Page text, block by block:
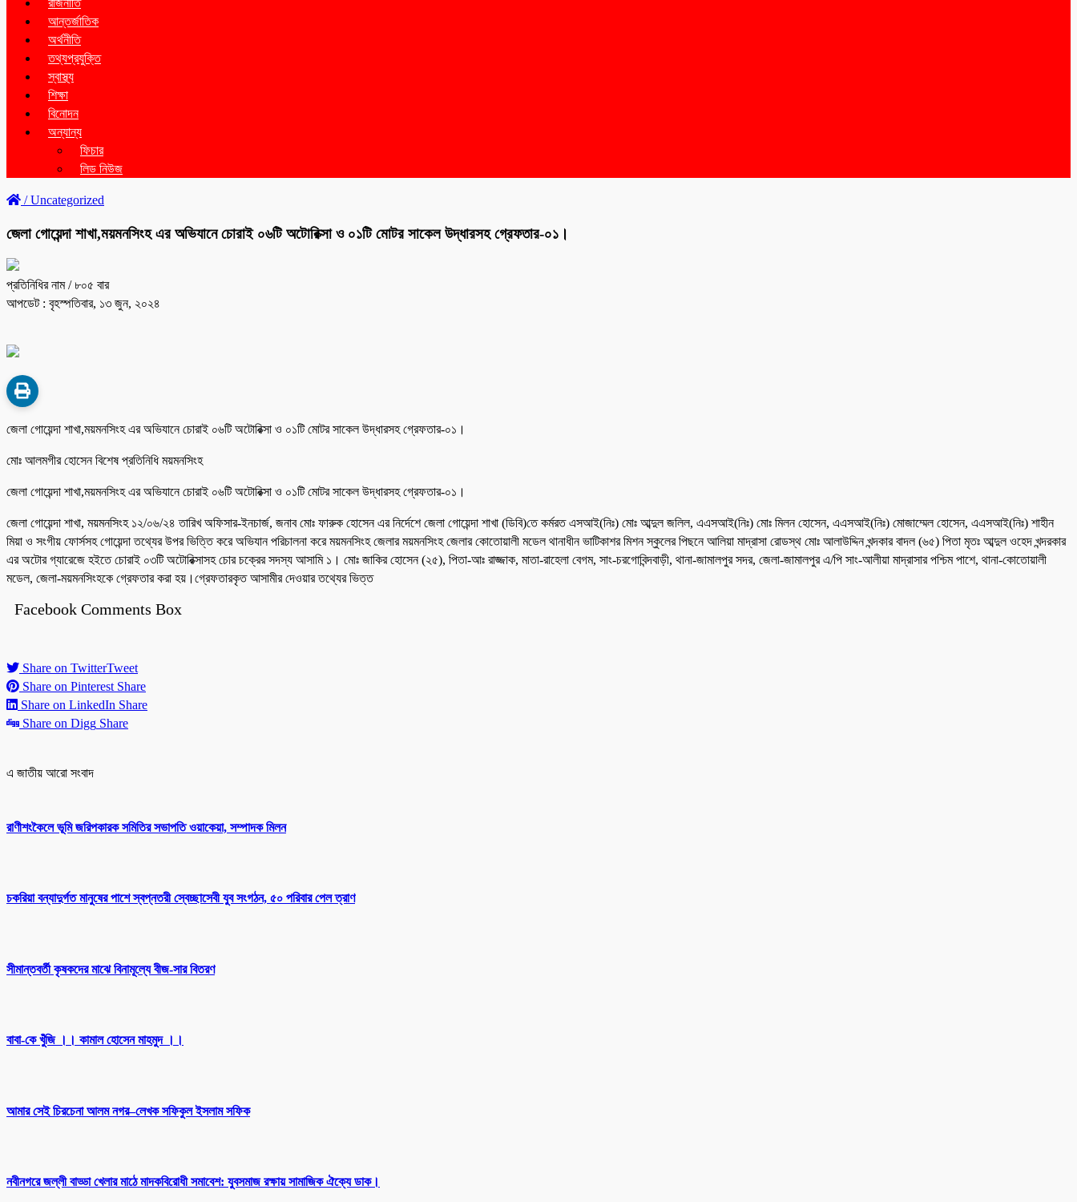
রাজনীতি
আন্তর্জাতিক
অর্থনীতি
তথ্যপ্রযুক্তি
স্বাস্থ্য
শিক্ষা
বিনোদন
অন্যান্য
ফিচার
লিড নিউজ
/Uncategorized
জেলা গোয়েন্দা শাখা,ময়মনসিংহ এর অভিযানে চোরাই ০৬টি অটোরিক্সা ও ০১টি মোটর সাকেল উদ্ধারসহ গ্রেফতার-০১।
প্রতিনিধির নাম/ ৮০৫ বার
আপডেট : বৃহস্পতিবার, ১৩ জুন, ২০২৪
জেলা গোয়েন্দা শাখা,ময়মনসিংহ এর অভিযানে চোরাই ০৬টি অটোরিক্সা ও ০১টি মোটর সাকেল উদ্ধারসহ গ্রেফতার-০১।
মোঃ আলমগীর হোসেন বিশেষ প্রতিনিধি ময়মনসিংহ
জেলা গোয়েন্দা শাখা,ময়মনসিংহ এর অভিযানে চোরাই ০৬টি অটোরিক্সা ও ০১টি মোটর সাকেল উদ্ধারসহ গ্রেফতার-০১।
জেলা গোয়েন্দা শাখা, ময়মনসিংহ ১২/০৬/২৪ তারিখ অফিসার-ইনচার্জ, জনাব মোঃ ফারুক হোসেন এর নির্দেশে জেলা গোয়েন্দা শাখা (ডিবি)তে কর্মরত এসআই(নিঃ) মোঃ আব্দুল জলিল, এএসআই(নিঃ) মোঃ মিলন হোসেন, এএসআই(নিঃ) মোজাম্মেল হোসেন, এএসআই(নিঃ) শাহীন
মিয়া ও সংগীয় ফোর্সসহ গোয়েন্দা তথ্যের উপর ভিত্তি করে অভিযান পরিচালনা করে ময়মনসিংহ জেলার ময়মনসিংহ জেলার কোতোয়ালী মডেল থানাধীন ভাটিকাশর মিশন স্কুলের পিছনে আলিয়া মাদ্রাসা রোডস্থ মোঃ আলাউদ্দিন খন্দকার বাদল (৬৫) পিতা মৃতঃ আব্দুল ওহেদ খন্দরকার
এর অটোর গ্যারেজে হইতে চোরাই ০৩টি অটোরিক্সাসহ চোর চক্রের সদস্য আসামি ১। মোঃ জাকির হোসেন (২৫), পিতা-আঃ রাজ্জাক, মাতা-রাহেলা বেগম, সাং-চরগোবিন্দবাড়ী, থানা-জামালপুর সদর, জেলা-জামালপুর এ/পি সাং-আলীয়া মাদ্রাসার পশ্চিম পাশে, থানা-কোতোয়ালী
মডেল, জেলা-ময়মনসিংহকে গ্রেফতার করা হয়।গ্রেফতারকৃত আসামীর দেওয়ার তথ্যের ভিত্ত
Facebook Comments Box
Share on TwitterTweet
Share on Pinterest Share
Share on LinkedIn Share
Share on Digg Share
এ জাতীয় আরো সংবাদ
রাণীশংকৈলে ভূমি জরিপকারক সমিতির সভাপতি ওয়াকেয়া, সম্পাদক মিলন
চকরিয়া বন্যাদুর্গত মানুষের পাশে স্বপ্নতরী স্বেচ্ছাসেবী যুব সংগঠন, ৫০ পরিবার পেল ত্রাণ
সীমান্তবর্তী কৃষকদের মাঝে বিনামূল্যে বীজ-সার বিতরণ
বাবা-কে খুঁজি ।। কামাল হোসেন মাহমুদ ।।
আমার সেই চিরচেনা আলম নগর–লেখক সফিকুল ইসলাম সফিক
নবীনগরে জল্লী বাড্ডা খেলার মাঠে মাদকবিরোধী সমাবেশ: যুবসমাজ রক্ষায় সামাজিক ঐক্যে ডাক।